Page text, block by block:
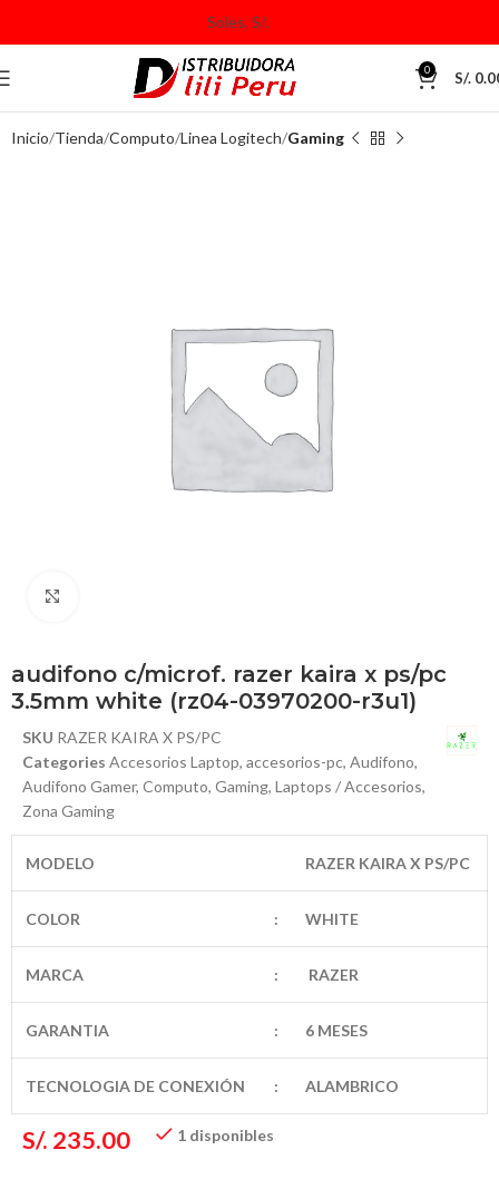
0 S/.
Inicio Tienda Computo Linea Logitech Gaming
audifono c/microf. razer kaira x ps/pc
3.5mm white (rz04-03970200-r3u1)
SKU RAZER KAIRA X PS/PC
Categories Accesorios Laptop, accesorios-pc, Audifono,
Audifono Gamer, Computo, Gaming, Laptops / Accesorios,
Zona Gaming
MODELO RAZER KAIRA X PS/PC
COLOR : WHITE
MARCA : RAZER
GARANTIA : 6 MESES
TECNOLOGIA DE CONEXIÓN : ALAMBRICO
S/. 235.00
1 disponibles